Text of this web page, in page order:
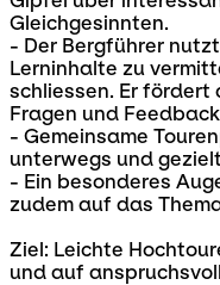
Gleichgesinnten.
- Der Bergführer
Lerninhalte zu
schliessen. Er fördert
Fragen und
- Gemeinsame
unterwegs und
- Ein besonderes
zudem auf das
Ziel: Leichte
und auf